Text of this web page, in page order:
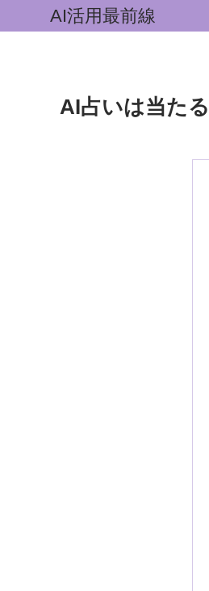
AI活用最前線
AI占いは当た